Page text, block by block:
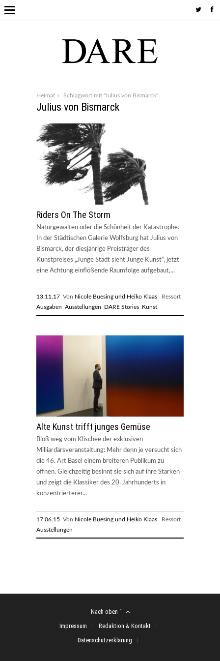
Heimat Schlagwort mit "Julius von Bismarck"
Julius von Bismarck
Riders On The Storm
Naturgewalten oder die Schönheit der Katastrophe.
In der Städtischen Galerie Wolfsburg hat Julius von
Bismarck, der diesjährige Preisträger des
Kunstpreises „Junge Stadt sieht Junge Kunst“, jetzt
eine Achtung einflößende Raumfolge aufgebaut,...
13.11.17 Von Nicole Buesing und Heiko Klaas Ressort
Ausgaben Ausstellungen DARE Stories Kunst
Alte Kunst trifft junges Gemüse
Bloß weg vom Klischee der exklusiven
Milliardärsveranstaltung: Mehr denn je versucht sich
die 46. Art Basel einem breiteren Publikum zu
öffnen. Gleichzeitig besinnt sie sich auf ihre Stärken
und zeigt die Klassiker des 20. Jahrhunderts in
konzentrierterer...
17.06.15 Von Nicole Buesing und Heiko Klaas Ressort
Ausstellungen
Nach oben ˆ
Impressum
Redaktion & Kontakt
Datenschutzerklärung